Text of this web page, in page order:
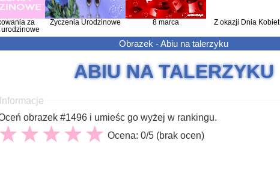
za
Życzenia Urodzinowe 8 marca Z okazji Dnia Kobiet
Obrazek - Abiu na talerzyku
ABIU NA TALERZYKU
Informacje
obrazek #1496 i umieśc go wyżej w rankingu.
Ocena: 0/5 (brak ocen)